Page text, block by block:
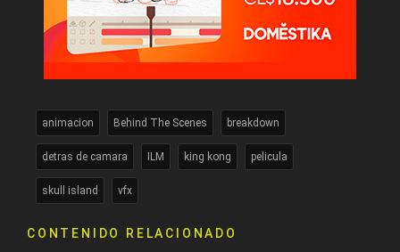
animacion Behind The Scenes breakdown
detras de camara ILM king kong pelicula
skull island vfx
CONTENIDO RELACIONADO